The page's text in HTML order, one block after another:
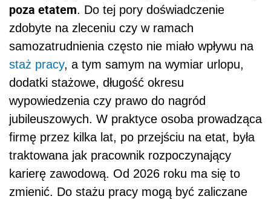
poza etatem. Do tej pory doświadczenie
zdobyte na zleceniu czy w ramach
samozatrudnienia często nie miało wpływu na
staż pracy, a tym samym na wymiar urlopu,
dodatki stażowe, długość okresu
wypowiedzenia czy prawo do nagród
jubileuszowych. W praktyce osoba prowadząca
firmę przez kilka lat, po przejściu na etat, była
traktowana jak pracownik rozpoczynający
karierę zawodową. Od 2026 roku ma się to
zmienić. Do stażu pracy mogą być zaliczane